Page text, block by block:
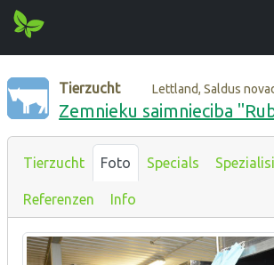
Tierzucht Lettland, Saldus
Zemnieku saimnieciba
Tierzucht Foto Specials
Referenzen Info